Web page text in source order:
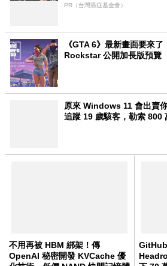
PR（台灣癌症基金會）
《GTA 6》最新畫面要來
Rockstar 公開加長版預覽
原來 Windows 11 會出賣
追蹤 19 歲駭客，勒索 800
不用再被 HBM 綁架！傳
OpenAI 秘密開發 KVCache 優
GitHub